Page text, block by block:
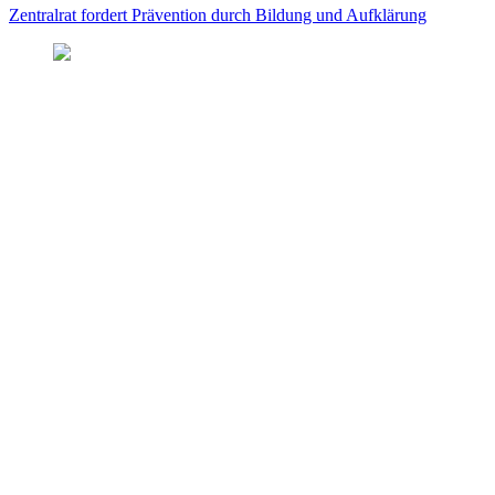
Zentralrat fordert Prävention durch Bildung und Aufklärung